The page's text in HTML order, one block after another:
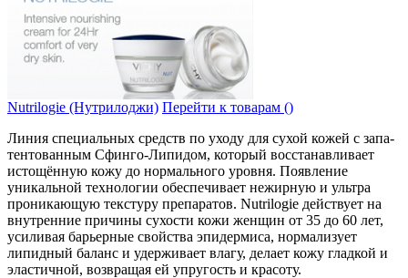
Nutrilogie (Нутрилоджи) Перейти к товарам ()
Линия специальных средств по уходу для сухой кожей с запа­
тентованным Сфинго-Липидом, который восстанавливает
истощённую кожу до норма­льного уровня. Появление
уникальной технологии обеспечивает нежи­рную и ультра
проникающую текстуру препаратов. Nutrilogie действу­ет на
внутренние причины сухости кожи женщин от 35 до 60 лет,
усиливая барьерные свойства эпидермиса, нормализует
липидный баланс и удерживает влагу, делает кожу гладкой и
эластичной, возвращая ей упругость и красоту.